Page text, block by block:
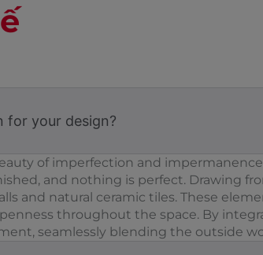
for your design?
of imperfection and
and nothing is perfect. Drawing
and natural ceramic tiles. These
throughout the space. By
seamlessly blending the outside